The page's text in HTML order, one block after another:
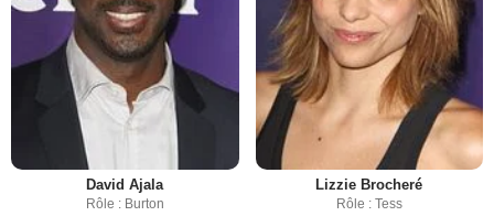
David Ajala
Rôle : Burton
Lizzie Brocheré
Rôle : Tess